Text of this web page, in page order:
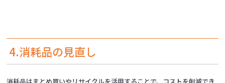
4.消耗品の見直し